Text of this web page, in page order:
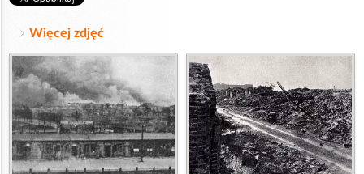
Więcej zdjęć